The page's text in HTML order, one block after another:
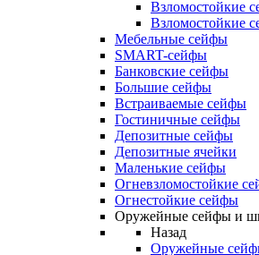
Взломостойкие
Взломостойкие
Мебельные сейфы
SMART-сейфы
Банковские сейфы
Большие сейфы
Встраиваемые сейфы
Гостиничные сейфы
Депозитные сейфы
Депозитные ячейки
Маленькие сейфы
Огневзломостойкие
Огнестойкие сейфы
Оружейные сейфы и
Назад
Оружейные